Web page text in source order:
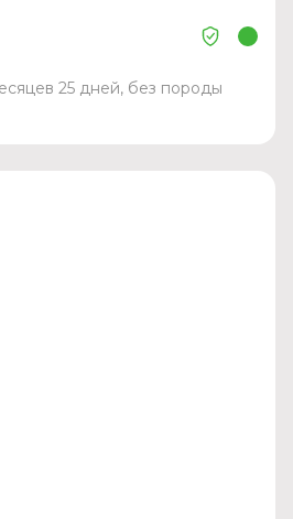
25 дней, без породы